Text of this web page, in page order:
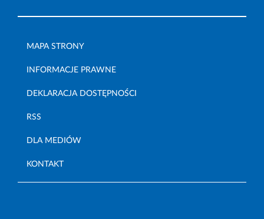
MAPA STRONY
INFORMACJE PRAWNE
DEKLARACJA DOSTĘPNOŚCI
RSS
DLA MEDIÓW
KONTAKT